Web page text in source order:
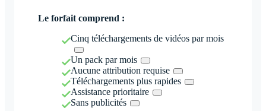
Le forfait comprend :
Cinq téléchargements de vidéos par mois
Un pack par mois
Aucune attribution requise
Téléchargements plus rapides
Assistance prioritaire
Sans publicités